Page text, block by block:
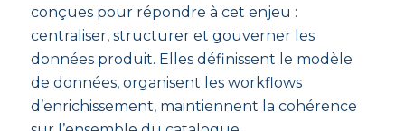
conçues pour répondre à cet enjeu :
centraliser, structurer et gouverner les
données produit. Elles définissent le modèle
de données, organisent les workflows
d’enrichissement, maintiennent la cohérence